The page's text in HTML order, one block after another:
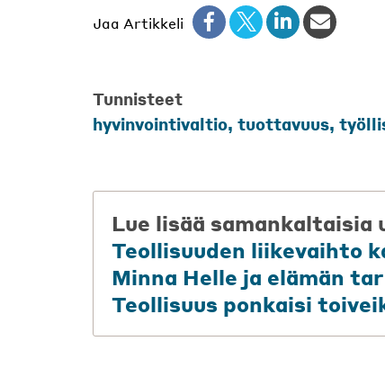
Jaa Artikkeli
Tunnisteet
hyvinvointivaltio, tuottavuus,
Lue lisää samankaltaisia
Teollisuuden liikevaihto
Minna Helle ja elämän
Teollisuus ponkaisi